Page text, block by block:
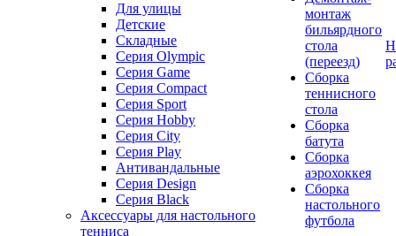
Для улицы
Детские
Складные
Серия Olympic
Серия Game
Серия Compact
Серия Sport
Серия Hobby
Серия City
Серия Play
Антивандальные
Серия Design
Серия Black
Аксессуары для настольного
тенниса
монтаж
бильярдного
стола
(переезд)
Сборка
теннисного
стола
Сборка
батута
Сборка
аэрохоккея
Сборка
настольного
футбола